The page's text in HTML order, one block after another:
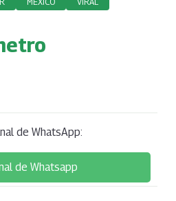
de WhatsApp:
de Whatsapp